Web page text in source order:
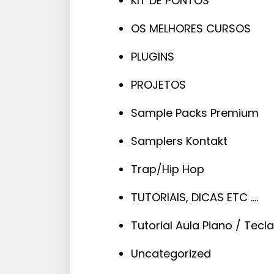
OS MELHORES CURSOS
PLUGINS
PROJETOS
Sample Packs Premium
Samplers Kontakt
Trap/Hip Hop
TUTORIAIS, DICAS ETC ….
Tutorial Aula Piano /
Uncategorized